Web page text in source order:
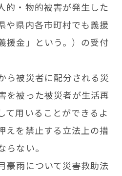
的・物的被害が発生した
や県内各市町村でも義援
援金」という。）の受付
ら被災者に配分される災
を被った被災者が生活再
て用いることができるよ
えを禁止する立法上の措
らない。
豪雨について災害救助法